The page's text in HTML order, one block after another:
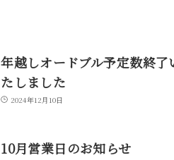
年越しオードブル予定数終了
たしました
2024年12月10日
10月営業日のお知らせ